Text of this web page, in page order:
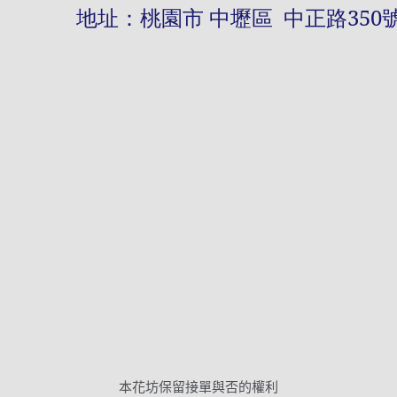
：桃園市 中壢區 中正路350
本花坊保留接單與否的權利